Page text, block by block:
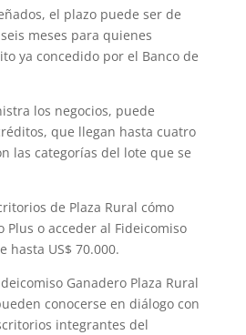
el plazo puede ser de
meses para quienes
ya concedido por el Banco de
los negocios, puede
que llegan hasta cuatro
las categorías del lote que se
de Plaza Rural cómo
o acceder al Fideicomiso
hasta US$ 70.000.
Ganadero Plaza Rural
conocerse en diálogo con
integrantes del